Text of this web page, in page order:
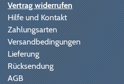
Vertrag widerrufen
Hilfe und Kontakt
Zahlungsarten
Versandbedingungen
Lieferung
Rücksendung
AGB